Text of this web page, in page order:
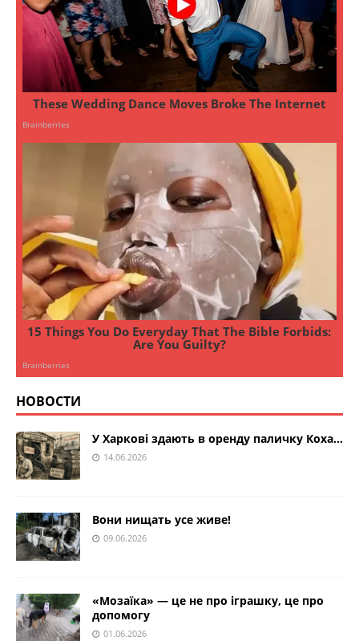
НОВОСТИ
У Харкові здають в оренду паличку Коха…
14.06.2026
Вони нищать усе живе!
09.06.2026
«Мозаїка» — це не про іграшку, це про
допомогу
01.06.2026